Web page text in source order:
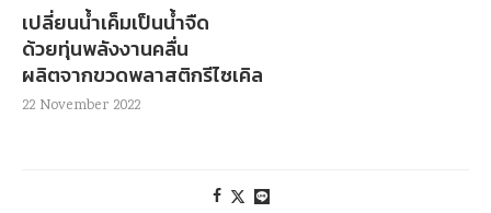
เปลี่ยนน้ำเค็มเป็นน้ำจืด
ด้วยทุ่นพลังงานคลื่น
ผลิตจากขวดพลาสติกรีไซเคิล
22 November 2022